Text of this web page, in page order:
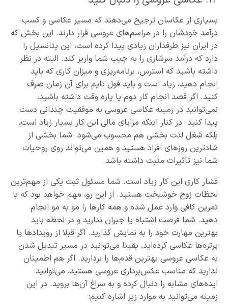
بسیاری از عکاسان ترجیح می‌دهند که مسیر عکاسی و کسب
درآمد خودشان را در مراسم‌های عروسی قرار دارند. این بخش که
در ایران نیز طرفداران زیادی پیدا کرده است، این پتانسیل را
دارد که درآمد سرشاری را به جیب شما واریز کند. البته در نظر
داشته باشید که استرس، برنامه‌ریزی و میزان کاری که باید
انجام دهید، زیاد است و باید فول تایم برای آن زمان صرف
کنید. اگر قصد انجام کار دوم یا پاره وقت داشته باشید،
نمی‌توانید در زمینه عکاسی عروسی به موفقیت چندانی دست
پیدا کنید. در کنار اینکه مزایای مالی این کار بسیار زیاد است،
بلکه شغل لذت بخشی هم محسوب می‌شود. شما بخشی از
شادترین روزهای افراد هستید و همین می‌تواند روی روحیات
شما نیز تاثیرات مثبت داشته باشد.
فشار کاری این کار زیاد است. شما مسئول ثبت یکی از مهم‌ترین
لحظات زوج خوشبخت هستید. از این رو، مهم خواهد بود که با
تمرین کافی وارد عمل شده و همه کارها را مو به مو انجام
دهید. شما فرصت اشتباه یا جبران ندارید و در لحظه باید
بهترین مهارت خود را به نمایش گذارید. اگر قبلا از رویدادها یا
پرتره‌ها عکاسی کرده‌اید، یقینا می‌توانید در مسیر تبدیل شدن
به عکاسی عروسی بهترین قدم‌ها را بردارید. اگر هم اطمینان
ندارید که مناسب عکس‌برداری عروسی هستید، می‌توانید
ایده‌های مشابه را دنبال کرده و به سراغ آن‌ها بروید. در این
زمینه می‌توانید به موارد زیر اشاره کنیم: